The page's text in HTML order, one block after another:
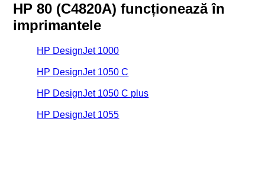
HP 80 (C4820A) funcționează în
imprimantele
HP DesignJet 1000
HP DesignJet 1050 C
HP DesignJet 1050 C plus
HP DesignJet 1055